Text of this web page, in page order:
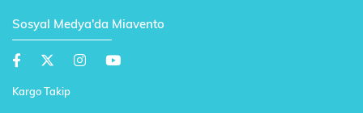
Sosyal Medya'da Miavento
Kargo Takip